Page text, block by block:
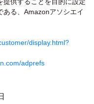
ある、Amazonアソシエイ
display.html?
adprefs